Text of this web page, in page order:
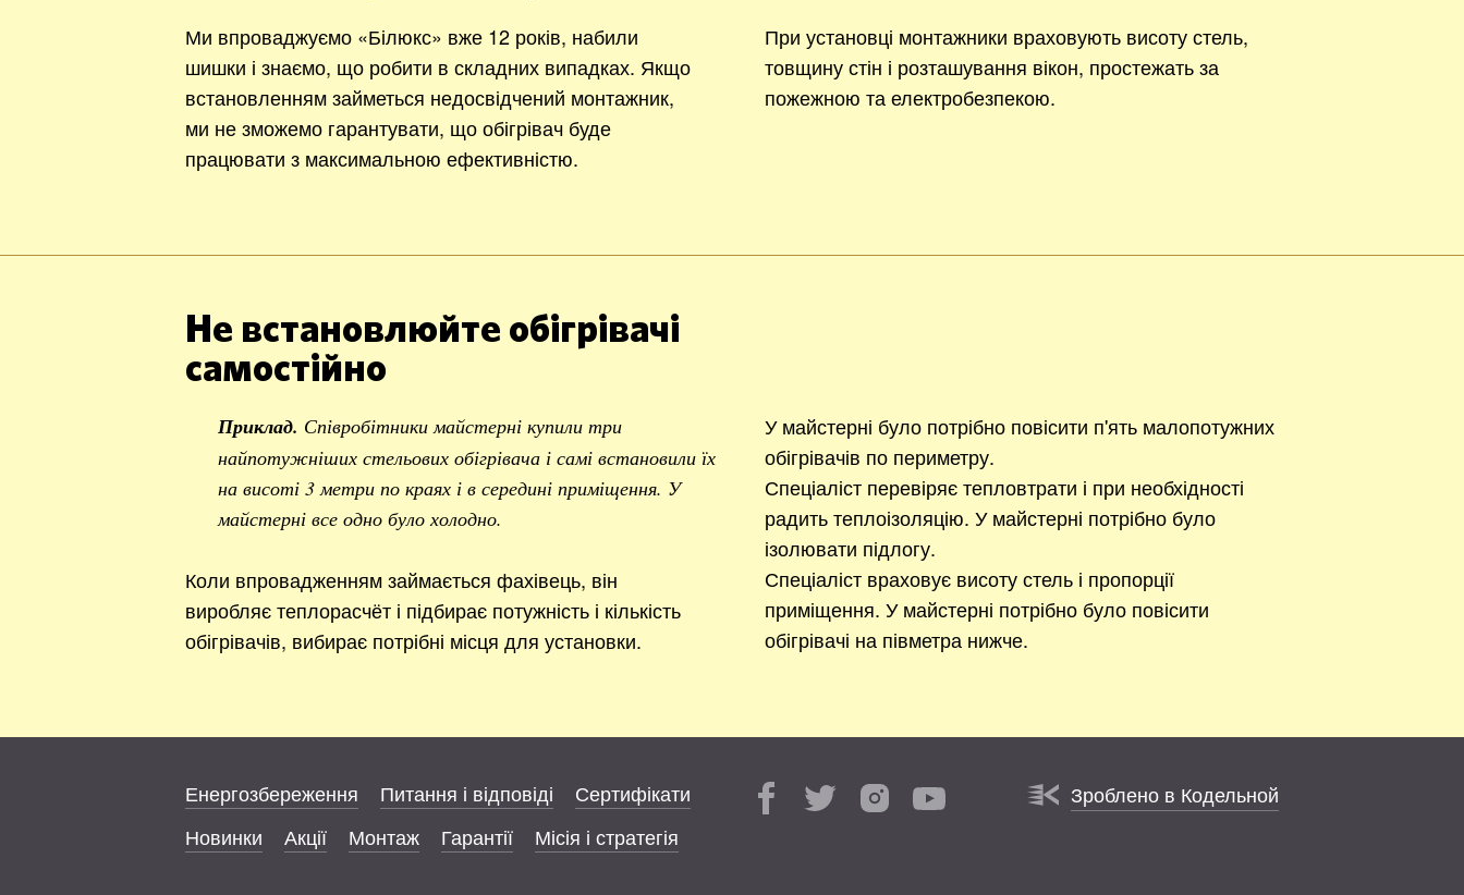
Ми впроваджуємо «Білюкс» вже 12 років, набили
шишки і знаємо, що робити в складних випадках. Якщо
встановленням займеться недосвідчений монтажник,
ми не зможемо гарантувати, що обігрівач буде
працювати з максимальною ефективністю.
При установці монтажники враховують висоту стель,
товщину стін і розташування вікон, простежать за
пожежною та електробезпекою.
Не встановлюйте обігрівачі
самостійно
Приклад. Співробітники майстерні купили три
найпотужніших стельових обігрівача і самі встановили їх
на висоті 3 метри по краях і в середині приміщення. У
майстерні все одно було холодно.
Коли впровадженням займається фахівець, він
виробляє теплорасчёт і підбирає потужність і кількість
обігрівачів, вибирає потрібні місця для установки.
У майстерні було потрібно повісити п'ять малопотужних
обігрівачів по периметру.
Спеціаліст перевіряє тепловтрати і при необхідності
радить теплоізоляцію. У майстерні потрібно було
ізолювати підлогу.
Спеціаліст враховує висоту стель і пропорції
приміщення. У майстерні потрібно було повісити
обігрівачі на півметра нижче.
Енергозбереження Питання і відповіді
Сертифікати
Новинки
Акції Монтаж Гарантії Місія і стратегія
Зроблено в Кодельной